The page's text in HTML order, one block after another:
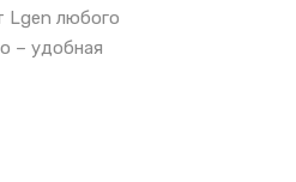
Lgen любого
– удобная